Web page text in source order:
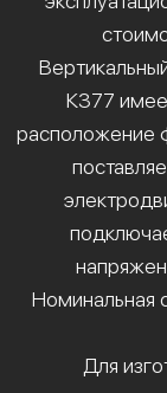
К377
расположение
Номинальная
Для